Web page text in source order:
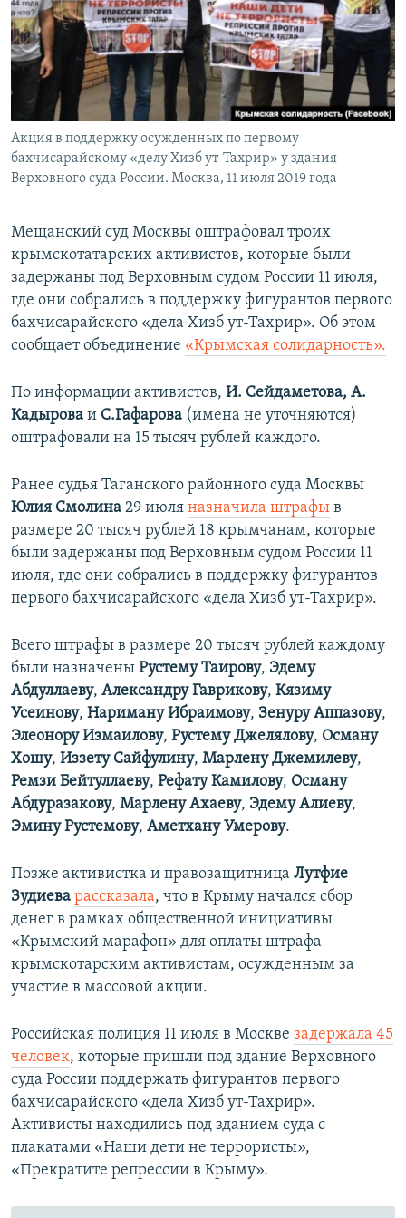
ПОБЕДИТЕЛЕЙ НЕ СУДЯТ?
КРЫМ.НЕПОКОРЕННЫЙ
ELIFBE
УКРАИНСКАЯ ПРОБЛЕМА КРЫМА
ПРИСОЕДИНЯЙТЕСЬ!
Все сайты RFE/RL
Акция в поддержку осужденных по первому
бахчисарайскому «делу Хизб ут-Тахрир» у здания
Верховного суда России. Москва, 11 июля 2019 года
Мещанский суд Москвы оштрафовал троих
крымскотатарских активистов, которые были
задержаны под Верховным судом России 11 июля,
где они собрались в поддержку фигурантов первого
бахчисарайского «дела Хизб ут-Тахрир». Об этом
сообщает объединение «Крымская солидарность».
По информации активистов, И. Сейдаметова, А.
Кадырова и С.Гафарова (имена не уточняются)
оштрафовали на 15 тысяч рублей каждого.
Ранее судья Таганского районного суда Москвы
Юлия Смолина 29 июля назначила штрафы в
размере 20 тысяч рублей 18 крымчанам, которые
были задержаны под Верховным судом России 11
июля, где они собрались в поддержку фигурантов
первого бахчисарайского «дела Хизб ут-Тахрир».
Всего штрафы в размере 20 тысяч рублей каждому
были назначены Рустему Таирову, Эдему
Абдуллаеву, Александру Гаврикову, Кязиму
Усеинову, Нариману Ибраимову, Зенуру Аппазову,
Элеонору Измаилову, Рустему Джелялову, Осману
Хошу, Иззету Сайфулину, Марлену Джемилеву,
Ремзи Бейтуллаеву, Рефату Камилову, Осману
Абдуразакову, Марлену Ахаеву, Эдему Алиеву,
Эмину Рустемову, Аметхану Умерову.
Позже активистка и правозащитница Лутфие
Зудиева рассказала, что в Крыму начался сбор
денег в рамках общественной инициативы
«Крымский марафон» для оплаты штрафа
крымскотарским активистам, осужденным за
участие в массовой акции.
Российская полиция 11 июля в Москве задержала 45
человек, которые пришли под здание Верховного
суда России поддержать фигурантов первого
бахчисарайского «дела Хизб ут-Тахрир».
Активисты находились под зданием суда с
плакатами «Наши дети не террористы»,
«Прекратите репрессии в Крыму».